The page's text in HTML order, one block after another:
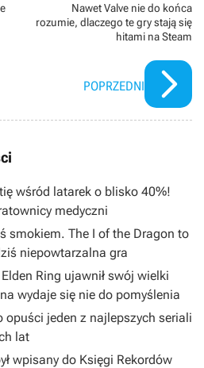
Nawet Valve nie do końca
rozumie, dlaczego te gry stają się
hitami na Steam
POPRZEDNI
wśród latarek o blisko 40%!
medyczni
smokiem. The I of the Dragon to
niepowtarzalna gra
Ring ujawnił swój wielki
wydaje się nie do pomyślenia
opuści jeden z najlepszych seriali
lat
wpisany do Księgi Rekordów